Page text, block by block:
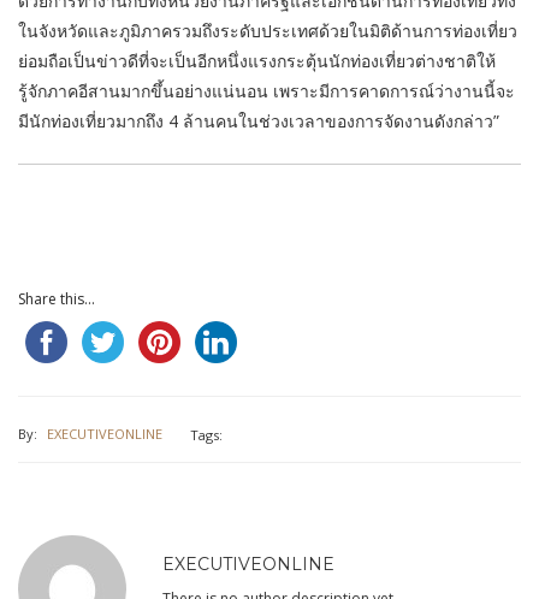
ในจังหวัดและภูมิภาครวมถึงระดับประเทศด้วยในมิติด้านการท่องเที่ยว
ย่อมถือเป็นข่าวดีที่จะเป็นอีกหนึ่งแรงกระตุ้นนักท่องเที่ยวต่างชาติให้
รู้จักภาคอีสานมากขึ้นอย่างแน่นอน เพราะมีการคาดการณ์ว่างานนี้จะ
มีนักท่องเที่ยวมากถึง 4 ล้านคนในช่วงเวลาของการจัดงานดังกล่าว”
Share this...
By: EXECUTIVEONLINE Tags:
EXECUTIVEONLINE